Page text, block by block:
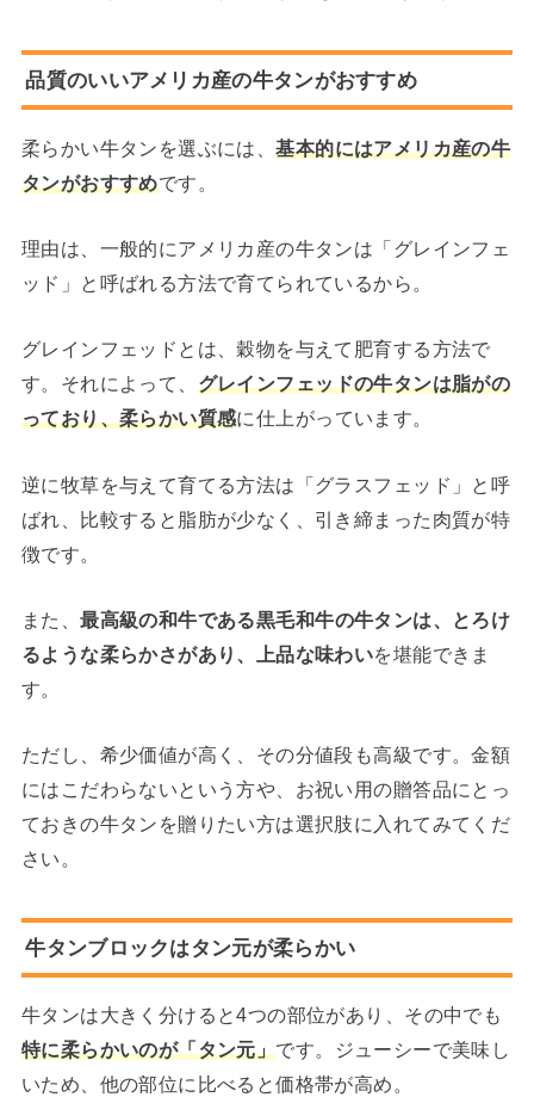
品質のいいアメリカ産の牛タンがおすすめ
柔らかい牛タンを選ぶには、基本的にはアメリカ産の牛
タンがおすすめです。
理由は、一般的にアメリカ産の牛タンは「グレインフェ
ッド」と呼ばれる方法で育てられているから。
グレインフェッドとは、穀物を与えて肥育する方法で
す。それによって、 グレインフェッドの牛タンは脂がの
っており、柔らかい質感に仕上がっています。
逆に牧草を与えて育てる方法は「グラスフェッド」と呼
ばれ、比較すると脂肪が少なく、引き締まった肉質が特
徴です。
また、最高級の和牛である黒毛和牛の牛タンは、とろけ
るような柔らかさがあり、上品な味わいを堪能できま
す。
ただし、希少価値が高く、その分値段も高級です。金額
にはこだわらないという方や、お祝い用の贈答品にとっ
ておきの牛タンを贈りたい方は選択肢に入れてみてくだ
さい。
牛タンブロックはタン元が柔らかい
牛タンは大きく分けると4つの部位があり、その中でも
特に柔らかいのが「タン元」です。ジューシーで美味し
いため、他の部位に比べると価格帯が高め。